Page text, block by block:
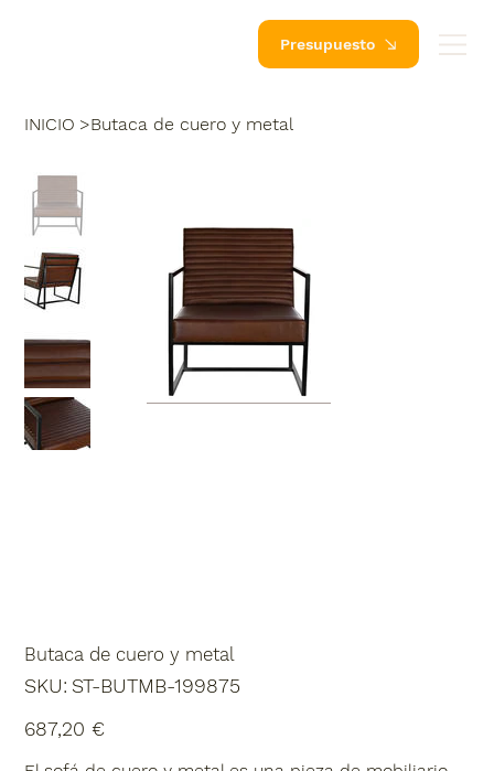
Presupuesto
INICIO >Butaca de cuero y metal
Butaca de cuero y metal
SKU: SKU
ST-
ST-BUTMB-199875
687,20 €